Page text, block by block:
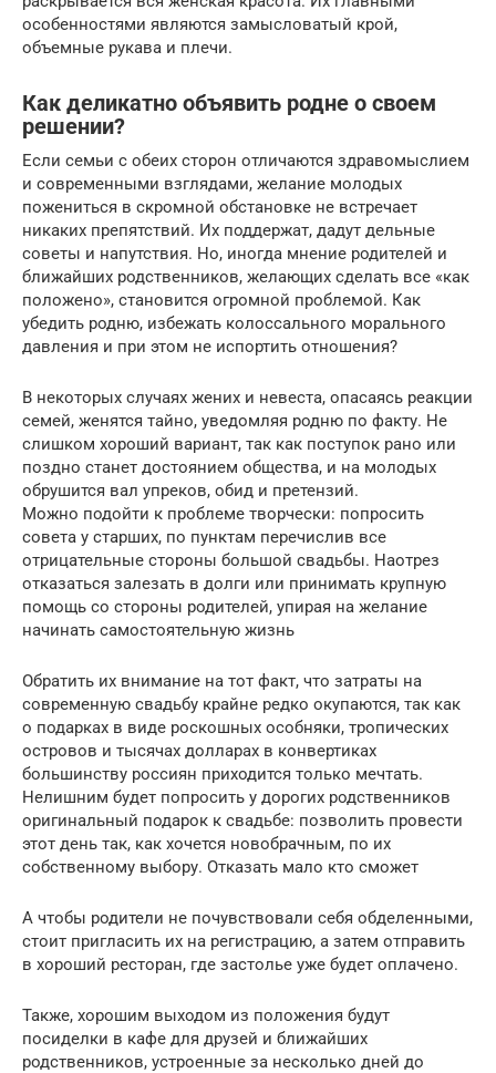
особенностями являются замысловатый крой,
объемные рукава и плечи.
Как деликатно объявить родне о своем
решении?
Если семьи с обеих сторон отличаются здравомыслием
и современными взглядами, желание молодых
пожениться в скромной обстановке не встречает
никаких препятствий. Их поддержат, дадут дельные
советы и напутствия. Но, иногда мнение родителей и
ближайших родственников, желающих сделать все «как
положено», становится огромной проблемой. Как
убедить родню, избежать колоссального морального
давления и при этом не испортить отношения?
В некоторых случаях жених и невеста, опасаясь реакции
семей, женятся тайно, уведомляя родню по факту. Не
слишком хороший вариант, так как поступок рано или
поздно станет достоянием общества, и на молодых
обрушится вал упреков, обид и претензий.
Можно подойти к проблеме творчески: попросить
совета у старших, по пунктам перечислив все
отрицательные стороны большой свадьбы. Наотрез
отказаться залезать в долги или принимать крупную
помощь со стороны родителей, упирая на желание
начинать самостоятельную жизнь
Обратить их внимание на тот факт, что затраты на
современную свадьбу крайне редко окупаются, так как
о подарках в виде роскошных особняки, тропических
островов и тысячах долларах в конвертиках
большинству россиян приходится только мечтать.
Нелишним будет попросить у дорогих родственников
оригинальный подарок к свадьбе: позволить провести
этот день так, как хочется новобрачным, по их
собственному выбору. Отказать мало кто сможет
А чтобы родители не почувствовали себя обделенными,
стоит пригласить их на регистрацию, а затем отправить
в хороший ресторан, где застолье уже будет оплачено.
Также, хорошим выходом из положения будут
посиделки в кафе для друзей и ближайших
родственников, устроенные за несколько дней до